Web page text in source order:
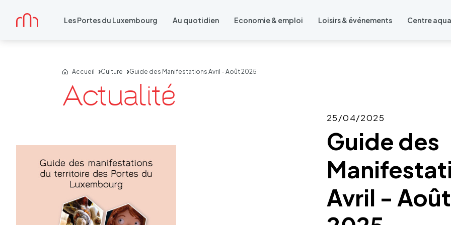
Accueil Les Portes du Luxembourg Au quotidien Economie & emploi Loisirs & événements Centre
Accueil Culture Guide des Manifestations Avril - Août 2025
Guide des
Avril - Août
25/04/2025